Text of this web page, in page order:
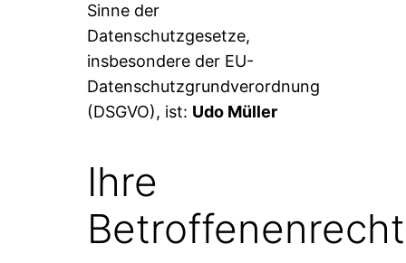
Sinne der
Datenschutzgesetze,
insbesondere der EU-
Datenschutzgrundverordnung
(DSGVO), ist: Udo Müller
Ihre